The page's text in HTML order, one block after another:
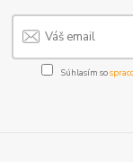
Súhlasím so